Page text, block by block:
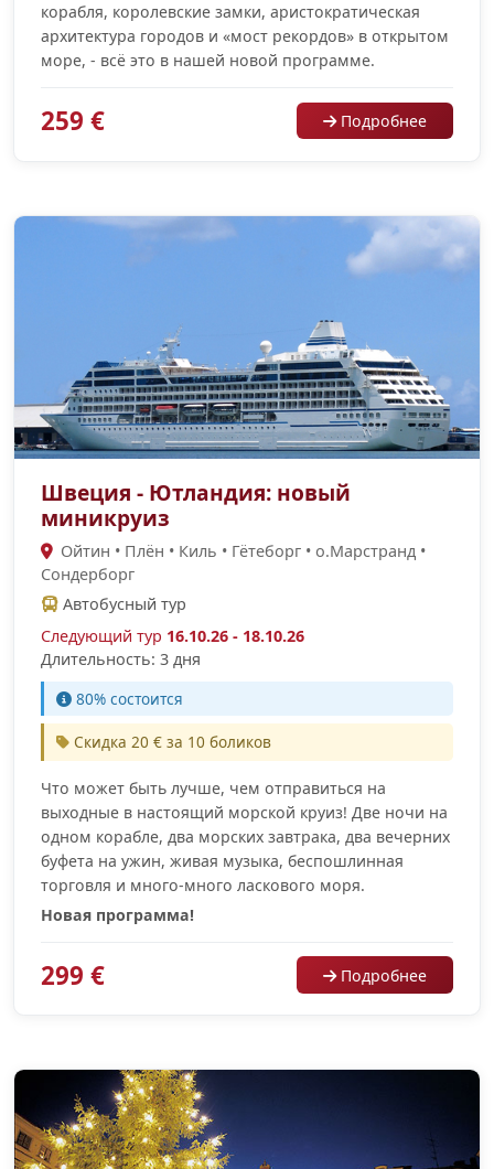
корабля, королевские замки, аристократическая
архитектура городов и «мост рекордов» в открытом
море, - всё это в нашей новой программе.
259 € Подробнее
Швеция - Ютландия: новый
миникруиз
Ойтин • Плён • Киль • Гётеборг • о.Марстранд •
Сондерборг
Автобусный тур
Следующий тур 16.10.26 - 18.10.26
Длительность: 3 дня
80% состоится
Скидка 20 € за 10 боликов
Что может быть лучше, чем отправиться на
выходные в настоящий морской круиз! Две ночи на
одном корабле, два морских завтрака, два вечерних
буфета на ужин, живая музыка, беспошлинная
торговля и много-много ласкового моря.
Новая программа!
299 € Подробнее